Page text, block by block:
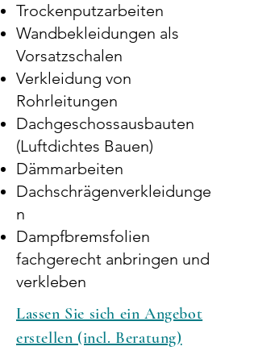
Trockenputzarbeiten
Wandbekleidungen als
Vorsatzschalen
Verkleidung von
Rohrleitungen
Dachgeschossausbauten
(Luftdichtes Bauen)
Dämmarbeiten
Dachschrägenverkleidunge
n
Dampfbremsfolien
fachgerecht anbringen und
verkleben
Lassen Sie sich ein Angebot
erstellen (incl. Beratung)